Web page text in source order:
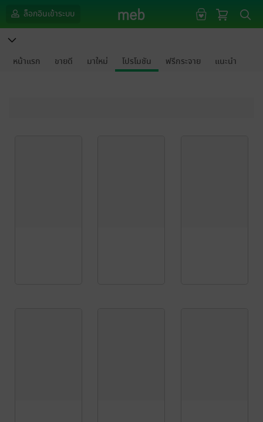
ล็อกอินเข้าระบบ
หน้าแรก ขายดี มาใหม่ โปรโมชัน ฟรีกระจาย แนะนำ